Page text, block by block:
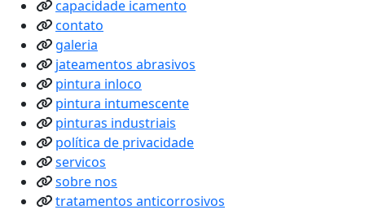
capacidade icamento
contato
galeria
jateamentos abrasivos
pintura inloco
pintura intumescente
pinturas industriais
política de privacidade
servicos
sobre nos
tratamentos anticorrosivos